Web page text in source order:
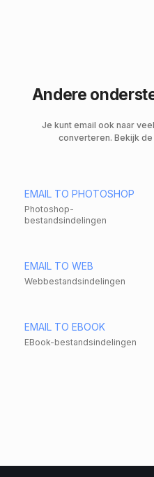
Andere
Je kunt email ook naar
converteren. Bekijk
EMAIL TO PHOTOSHOP
Photoshop-
bestandsindelingen
EMAIL TO WEB
Webbestandsindelingen
EMAIL TO EBOOK
EBook-bestandsindelingen